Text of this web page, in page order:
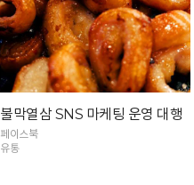
불막열삼 SNS 마케팅 운영 대행
페이스북
유통